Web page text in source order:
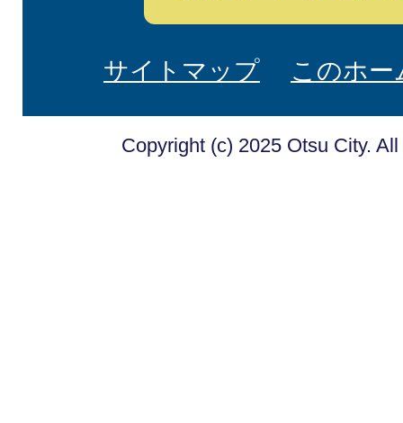
サイトマップ このホ
Copyright (c) 2025 Otsu City.